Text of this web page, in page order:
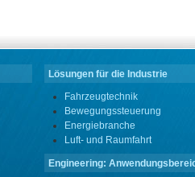
Lösungen für die Industrie
Fahrzeugtechnik
Bewegungssteuerung
Energiebranche
Luft- und Raumfahrt
Engineering: